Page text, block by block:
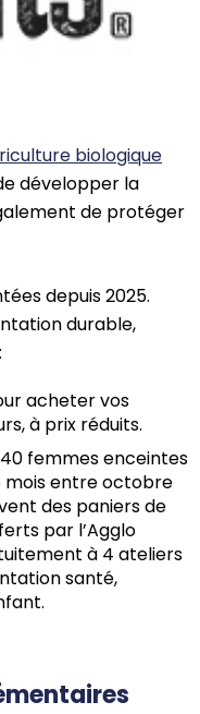
biologique
développer la
de protéger
depuis 2025.
durable,
acheter vos
à prix réduits.
40 femmes enceintes
entre octobre
des paniers de
par l’Agglo
à 4 ateliers
santé,